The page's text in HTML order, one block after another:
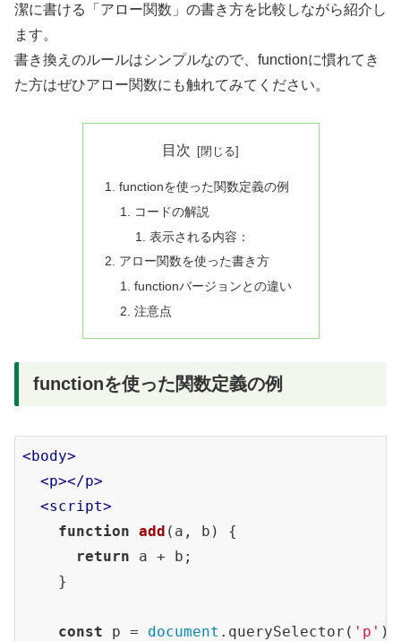
潔に書ける「アロー関数」の書き方を比較しながら紹介し
ます。
書き換えのルールはシンプルなので、functionに慣れてき
た方はぜひアロー関数にも触れてみてください。
目次
functionを使った関数定義の例
コードの解説
表示される内容：
アロー関数を使った書き方
functionバージョンとの違い
注意点
functionを使った関数定義の例
<body>
<p></p>
<script>
function add ( a, b ) {
return a + b;
    }
const p = document .querySelector( 'p' );